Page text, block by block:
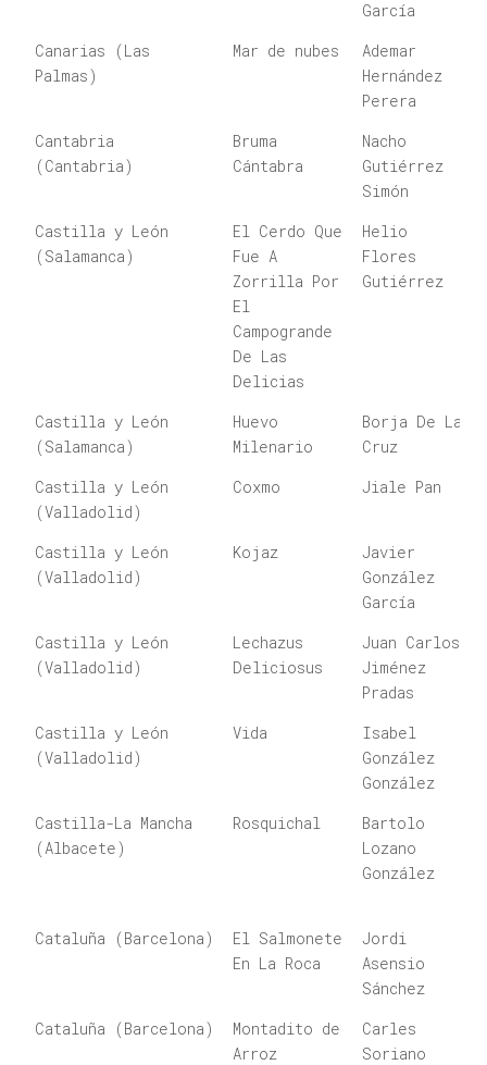
García
Canarias (Las
Palmas)
Mar de nubes
Ademar
Hernández
Perera
Cantabria
(Cantabria)
Bruma
Cántabra
Nacho
Gutiérrez
Simón
Castilla y León
(Salamanca)
El Cerdo Que
Fue A
Zorrilla Por
El
Campogrande
De Las
Delicias
Helio
Flores
Gutiérrez
Castilla y León
(Salamanca)
Huevo
Milenario
Borja De La
Cruz
Castilla y León
(Valladolid)
Coxmo Jiale Pan
Castilla y León
(Valladolid)
Kojaz
Javier
González
García
Castilla y León
(Valladolid)
Lechazus
Deliciosus
Juan Carlos
Jiménez
Pradas
Castilla y León
(Valladolid)
Vida
Isabel
González
González
Castilla-La Mancha
(Albacete)
Rosquichal
Bartolo
Lozano
González
Cataluña (Barcelona)
El Salmonete
En La Roca
Jordi
Asensio
Sánchez
Cataluña (Barcelona)
Montadito de
Arroz
Carles
Soriano